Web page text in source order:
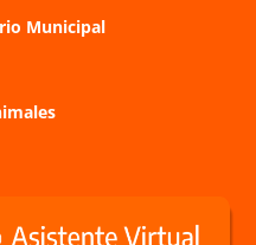
Municipal